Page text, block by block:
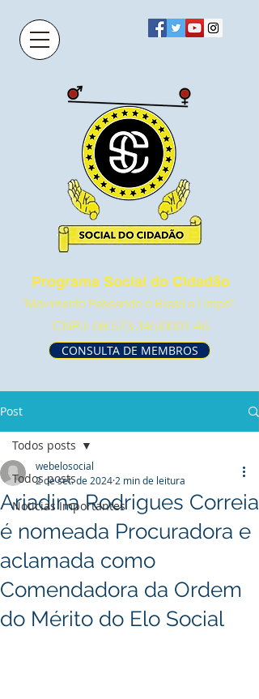
CONSULTA DE MEMBROS
Programa Social do Cidadão
"Movimento Passando o Brasil a Limpo".
CNPJ: 08.573.345/0001-46
Post
Todos posts
Noticias Importantes
Todos posts
Ariadina Rodrigues Correia
é nomeada Procuradora e
aclamada como
Comendadora da Ordem
do Mérito do Elo Social
webelosocial
2 de set. de 2024 2 min de leitura